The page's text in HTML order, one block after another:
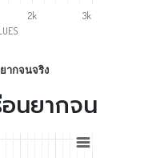
ากจนจริง
2k 3k
นยากจน